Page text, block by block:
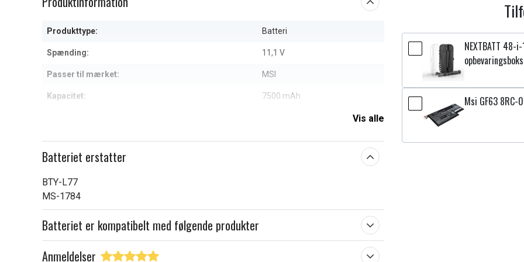
of
Produkttype: Batteri
Spænding: 11,1 V
Passer til mærket: MSI
Kapacitet: 7500 mAh
Vis alle
Batteriet erstatter
BTY-L77
MS-1784
Batteriet er kompatibelt med følgende produkter
Anmeldelser
NEXTBATT
opbevaringsboks
Msi GF63 8RC-